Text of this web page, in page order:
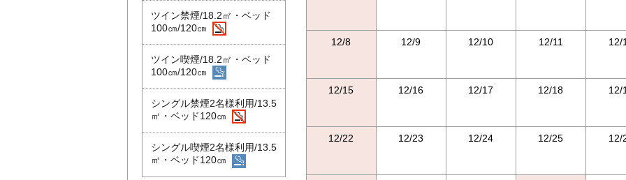
ツイン禁煙/18.2㎡・ベッド
100㎝/120㎝
ツイン喫煙/18.2㎡・ベッド
100㎝/120㎝
シングル禁煙2名様利用/13.5
㎡・ベッド120㎝
シングル喫煙2名様利用/13.5
㎡・ベッド120㎝
12/8 12/9 12/10 12/11 12/
12/15 12/16 12/17 12/18 12/
12/22 12/23 12/24 12/25 12/